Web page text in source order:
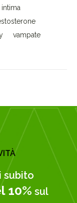
vampate
subito
10% sul